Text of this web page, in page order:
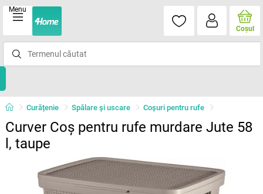
Menu
Coşul
Curățenie Spălare şi uscare Coşuri pentru rufe
Curver Coș pentru rufe murdare Jute 58
l, taupe